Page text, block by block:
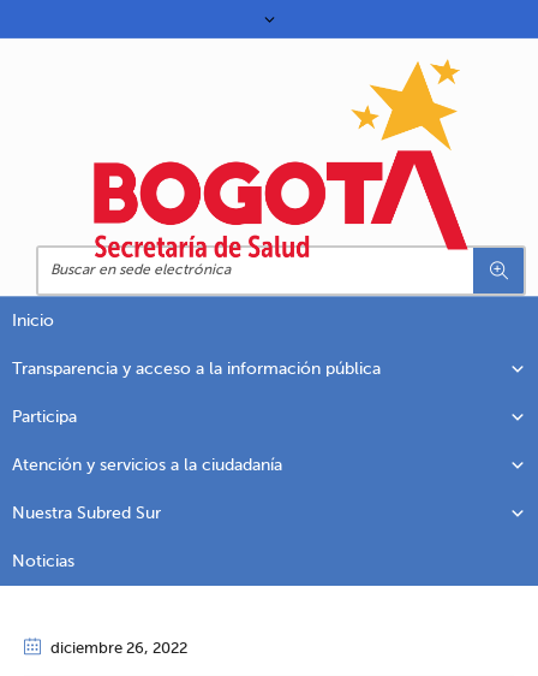
Inicio
Transparencia y acceso a la información pública
Participa
Atención y servicios a la ciudadanía
Nuestra Subred Sur
Noticias
diciembre 26, 2022